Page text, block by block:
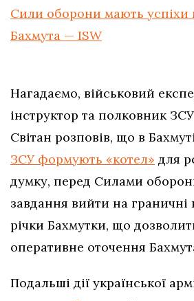
Сили оборони мають успіхи
Бахмута — ISW
Нагадаємо, військовий
інструктор та полковник
Світан розповів, що в
ЗСУ формують «котел» для
думку, перед Силами
завдання вийти на граничні
річки Бахмутки, що
оперативне оточення
Подальші дії української